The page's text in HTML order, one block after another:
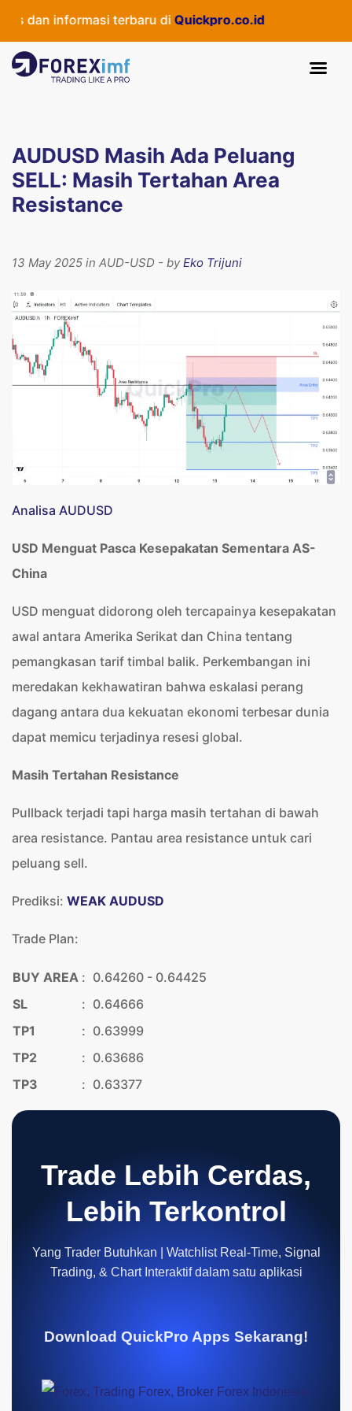
informasi terbaru diQuickpro.co.id
AUDUSD Masih Ada Peluang
SELL: Masih Tertahan Area
Resistance
13 May 2025 in AUD-USD - byEko Trijuni
Analisa AUDUSD
USD Menguat Pasca Kesepakatan Sementara AS-
China
USD menguat didorong oleh tercapainya kesepakatan
awal antara Amerika Serikat dan China tentang
pemangkasan tarif timbal balik. Perkembangan ini
meredakan kekhawatiran bahwa eskalasi perang
dagang antara dua kekuatan ekonomi terbesar dunia
dapat memicu terjadinya resesi global.
Masih Tertahan Resistance
Pullback terjadi tapi harga masih tertahan di bawah
area resistance. Pantau area resistance untuk cari
peluang sell.
Prediksi: WEAK AUDUSD
Trade Plan:
BUY AREA : 0.64260 - 0.64425
SL
: 0.64666
TP1
: 0.63999
TP2
: 0.63686
TP3
: 0.63377
Trade Lebih Cerdas,
Lebih Terkontrol
Yang Trader Butuhkan | Watchlist Real-Time, Signal
Trading, & Chart Interaktif dalam satu aplikasi
Download QuickPro Apps Sekarang!